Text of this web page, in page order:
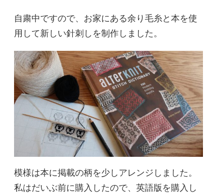
自粛中ですので、お家にある余り毛糸と本を使
用して新しい針刺しを制作しました。
模様は本に掲載の柄を少しアレンジしました。
私はだいぶ前に購入したので、英語版を購入し